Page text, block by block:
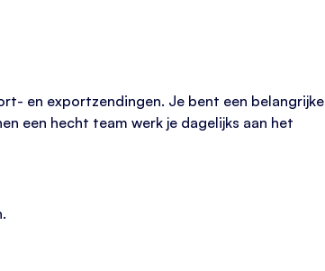
en exportzendingen. Je bent een belangrijke
een hecht team werk je dagelijks aan het